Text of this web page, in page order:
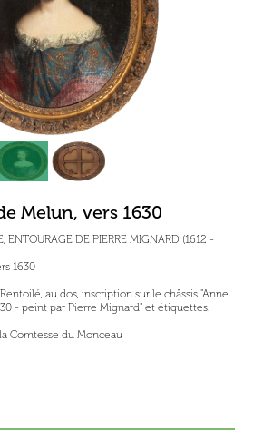
Melun, vers 1630
ENTOURAGE DE PIERRE MIGNARD (1612 -
1630
au dos, inscription sur le châssis "Anne
- peint par Pierre Mignard" et étiquettes.
Comtesse du Monceau